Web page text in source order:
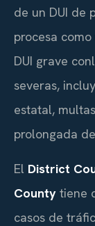
de un DUI de
procesa
DUI grave
severas,
estatal,
prolongada
El District
County tiene
casos de